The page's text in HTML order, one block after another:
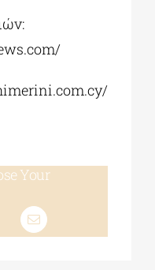
Your